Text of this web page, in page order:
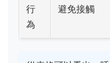
行
為
避免接觸